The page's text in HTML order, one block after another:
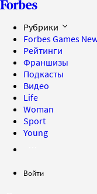
Рубрики
Forbes Games
Рейтинги
Франшизы
Подкасты
Видео
Life
Woman
Sport
Young
Войти